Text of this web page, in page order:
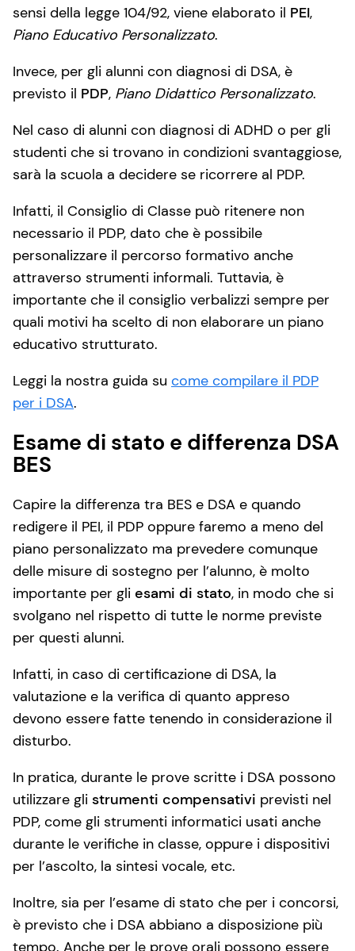
sensi della legge 104/92, viene elaborato il PEI,
Piano Educativo Personalizzato.
Invece, per gli alunni con diagnosi di DSA, è
previsto il PDP, Piano Didattico Personalizzato.
Nel caso di alunni con diagnosi di ADHD o per gli
studenti che si trovano in condizioni svantaggiose,
sarà la scuola a decidere se ricorrere al PDP.
Infatti, il Consiglio di Classe può ritenere non
necessario il PDP, dato che è possibile
personalizzare il percorso formativo anche
attraverso strumenti informali. Tuttavia, è
importante che il consiglio verbalizzi sempre per
quali motivi ha scelto di non elaborare un piano
educativo strutturato.
Leggi la nostra guida su come compilare il PDP
per i DSA.
Esame di stato e differenza DSA
BES
Capire la differenza tra BES e DSA e quando
redigere il PEI, il PDP oppure faremo a meno del
piano personalizzato ma prevedere comunque
delle misure di sostegno per l’alunno, è molto
importante per gli esami di stato, in modo che si
svolgano nel rispetto di tutte le norme previste
per questi alunni.
Infatti, in caso di certificazione di DSA, la
valutazione e la verifica di quanto appreso
devono essere fatte tenendo in considerazione il
disturbo.
In pratica, durante le prove scritte i DSA possono
utilizzare gli strumenti compensativi previsti nel
PDP, come gli strumenti informatici usati anche
durante le verifiche in classe, oppure i dispositivi
per l’ascolto, la sintesi vocale, etc.
Inoltre, sia per l’esame di stato che per i concorsi,
è previsto che i DSA abbiano a disposizione più